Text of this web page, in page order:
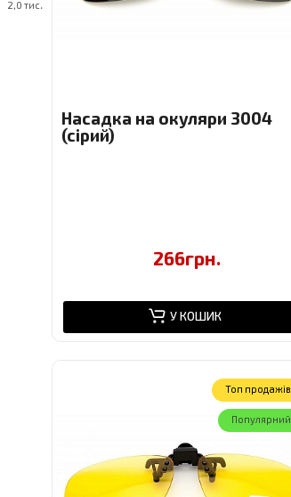
2,0 тис.
Насадка на окуляри 3004
(сірий)
266грн.
У КОШИК
Toп продажів
Популярний